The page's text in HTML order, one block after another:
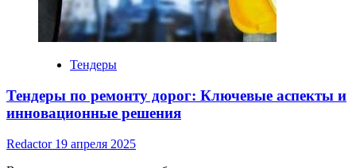
Тендеры
Тендеры по ремонту дорог: Ключевые аспекты и
инновационные решения
Redactor 19 апреля 2025